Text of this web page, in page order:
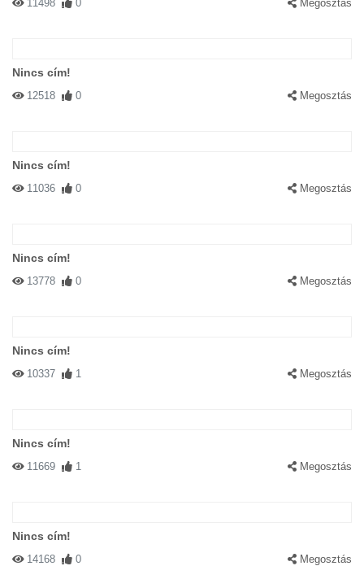
11498 0 Megosztás
Nincs cím!
12518 0 Megosztás
Nincs cím!
11036 0 Megosztás
Nincs cím!
13778 0 Megosztás
Nincs cím!
10337 1 Megosztás
Nincs cím!
11669 1 Megosztás
Nincs cím!
14168 0 Megosztás